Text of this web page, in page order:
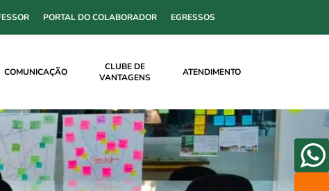
PORTAL DO COLABORADOR EGRESSOS
COMUNICAÇÃO
CLUBE DE
VANTAGENS
ATENDIMENTO